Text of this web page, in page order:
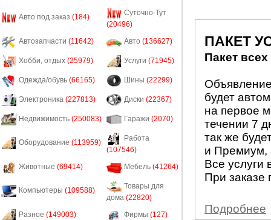
Авто под заказ (184)
Суточно-Тут
(20496)
Автозапчасти (11642) Авто (136627)
Хобби, отдых (25979) Услуги (71945)
Одежда/обувь (66165) Шины (22299)
Электроника (227813) Диски (22367)
Недвижимость (250083) Гаражи (2070)
Оборудование (113959)
Работа
(107546)
Животные (69414) Мебель (41264)
Компьютеры (109588)
Товары для
дома (22820)
Разное (149003) Фирмы (127)
ПАКЕТ
Пакет
будет
на первое
течении 7
так же
и Премиум,
Все услуги
При заказе
Подробнее